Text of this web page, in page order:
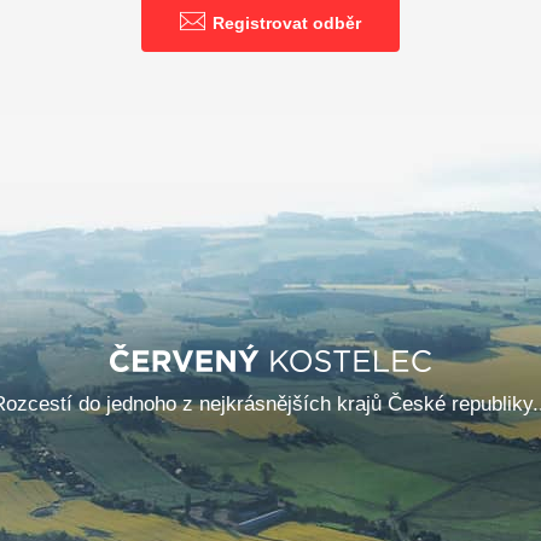
Registrovat odběr
do jednoho z nejkrásnějších krajů České